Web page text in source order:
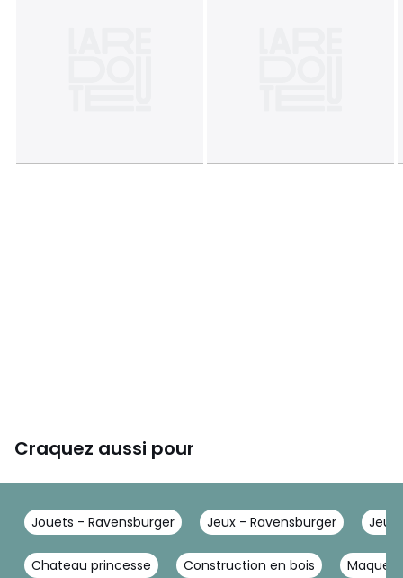
Craquez aussi pour
Jouets - Ravensburger Jeux - Ravensburger Jeux
Chateau princesse Construction en bois